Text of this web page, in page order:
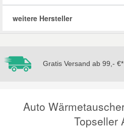
weitere Hersteller
Gratis Versand ab 99,- €*
Auto
Topseller
Mazda Ersatzteile
Mitsubishi Ersatzteile